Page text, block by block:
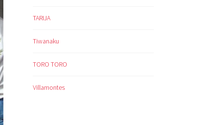
TARIJA
Tiwanaku
TORO TORO
Villamontes